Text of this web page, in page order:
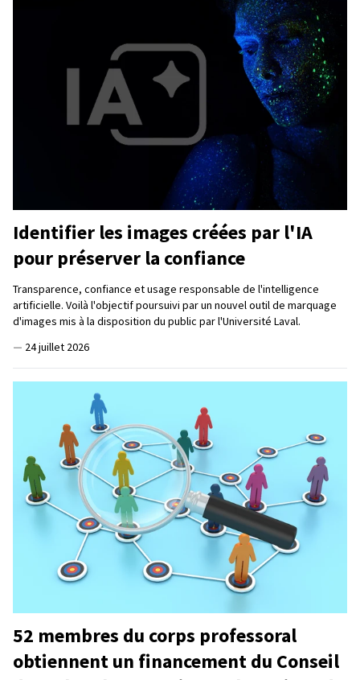
Identifier les images créées par l'IA
pour préserver la confiance
Transparence, confiance et usage responsable de l'intelligence
artificielle. Voilà l'objectif poursuivi par un nouvel outil de marquage
d'images mis à la disposition du public par l'Université Laval.
— 24 juillet 2026
52 membres du corps professoral
obtiennent un financement du Conseil